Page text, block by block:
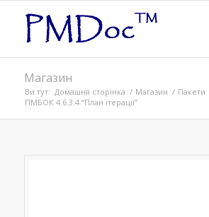
Магазин
Ви тут: Домашня сторінка / Магазин / Пакети
ПМБОК 4.6.3.4 “План ітерації”